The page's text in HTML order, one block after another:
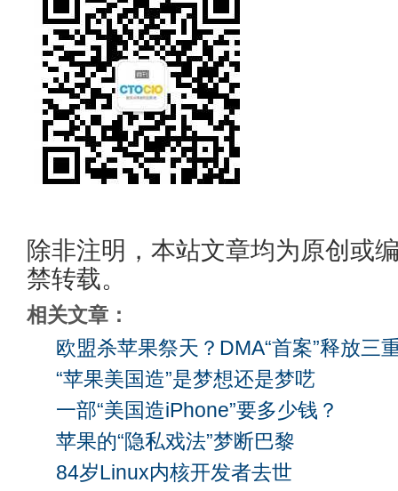
除非注明，本站文章均为原创或
禁转载。
相关文章：
欧盟杀苹果祭天？DMA“首案”释放三
“苹果美国造”是梦想还是梦呓
一部“美国造iPhone”要多少钱？
苹果的“隐私戏法”梦断巴黎
84岁Linux内核开发者去世